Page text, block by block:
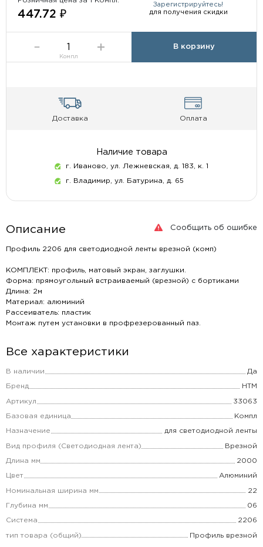
447.72 ₽
Зарегистрируйтесь!
для получения скидки
Компл
В корзину
Доставка Оплата
Наличие товара
г. Иваново, ул. Лежневская, д. 183, к. 1
г. Владимир, ул. Батурина, д. 65
Сообщить об ошибке
Описание
Профиль 2206 для светодиодной ленты врезной (комп)
КОМПЛЕКТ: профиль, матовый экран, заглушки.
Форма: прямоугольный встраиваемый (врезной) с бортиками
Длина: 2м
Материал: алюминий
Рассеиватель: пластик
Монтаж путем установки в профрезерованный паз.
Все характеристики
В наличии Да
Бренд НТМ
Артикул 33063
Базовая единица Компл
Назначение для светодиодной ленты
Вид профиля (Светодиодная лента) Врезной
Длина мм 2000
Цвет Алюминий
Номинальная ширина мм 22
Глубина мм 06
Система 2206
тип товара (общий) Профиль врезной